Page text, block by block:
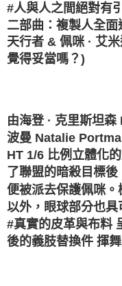
全盈+PAY
大哥付你分期
相關說明
成交易。
3.實際核准額度、可分期數
4.訂單成立30分鐘內，如未
消。如遇「轉專審核」未通
法說明評估內容。
【繳款方式說明】
1.分期款項不併入電信帳單
醒簡訊。
2.透過簡訊連結打開帳單後
帳／街口支付／iPASS
【關於「AFTEE先享後付」】
AFTEE先享後付是「在收到
便利好安心！
１．簡單：不需註冊會員、
２．便利：只要手機號碼，
３．安心：先確認商品／服
【「AFTEE先享後付」結帳
１．於結帳方式選擇「
結帳頁面，進行簡訊認證並
２．訂單成立數日內，您將
３．收到繳費通知簡訊後14
ATM付款
運送方式
宅配
每筆NT$120，滿
宅配-離島
每筆NT$300
#人與人之間絕對有
二部曲：複製人全面
天行者 & 佩咪 · 艾
覺得妥當嗎？)
由海登 · 克里斯坦
波曼 Natalie
HT 1/6 比例立體化
了聯盟的暗殺目標
便被派去保護佩咪
以外，眼球部分也具
#真實的皮革與布料
後的義肢替換件 揮